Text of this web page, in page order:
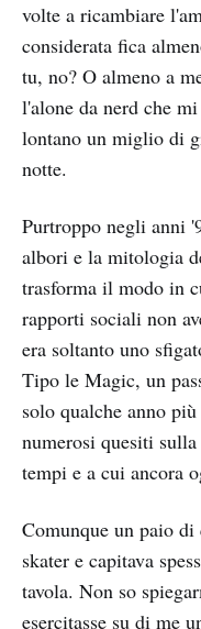
volte a ricambiare
considerata fica
tu, no? O almeno a
l'alone da nerd che
lontano un miglio di
notte.
Purtroppo negli anni
albori e la mitologia
trasforma il modo in
rapporti sociali non
era soltanto uno
Tipo le Magic, un
solo qualche anno
numerosi quesiti
tempi e a cui ancora
Comunque un paio
skater e capitava
tavola. Non so
esercitasse su di me